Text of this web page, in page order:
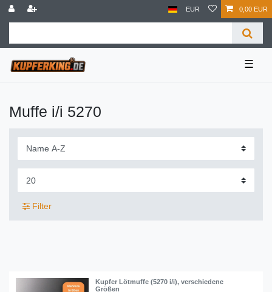
EUR 0,00 EUR
☰
Muffe i/i 5270
Filter
Kupfer Lötmuffe (5270 i/i), verschiedene
Größen